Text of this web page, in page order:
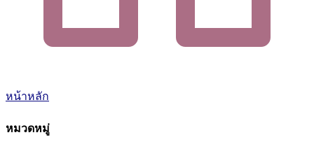
หน้าหลัก
หมวดหมู่